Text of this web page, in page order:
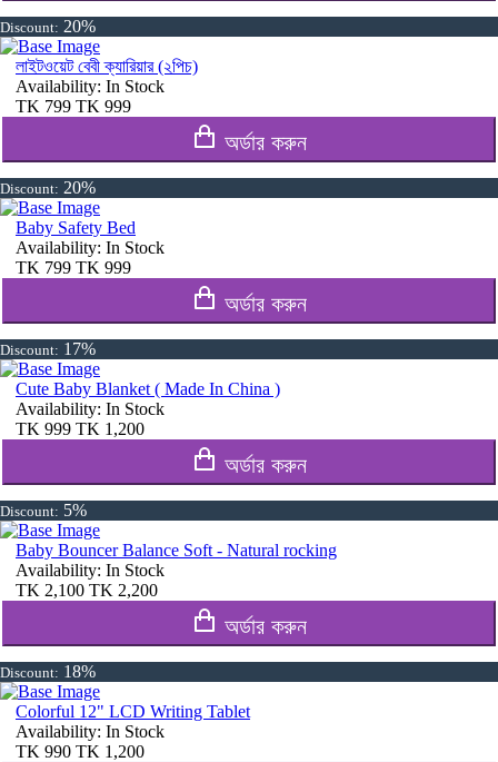
Discount: 20%
লাইটওয়েট বেবী ক্যারিয়ার (২পিচ)
Availability: In Stock
TK 799 TK 999
অর্ডার করুন
Discount: 20%
Baby Safety Bed
Availability: In Stock
TK 799 TK 999
অর্ডার করুন
Discount: 17%
Cute Baby Blanket ( Made In China )
Availability: In Stock
TK 999 TK 1,200
অর্ডার করুন
Discount: 5%
Baby Bouncer Balance Soft - Natural rocking
Availability: In Stock
TK 2,100 TK 2,200
অর্ডার করুন
Discount: 18%
Colorful 12" LCD Writing Tablet
Availability: In Stock
TK 990 TK 1,200